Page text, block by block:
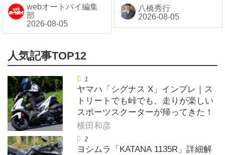
webオートバイ編集
部
編】 八橋秀行
ヤマハ「シグナス X」インプレ｜ス
トリートでも峠でも、走りが楽しい
スポーツスクーターが帰ってきた！
横田和彦
ヨシムラ「KATANA 1135R」詳細解